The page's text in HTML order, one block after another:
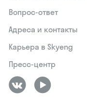
Вопрос-ответ
Адреса и контакты
Карьера в Skyeng
Пресс-центр